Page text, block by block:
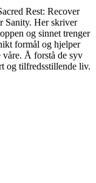
Rest: Recover
Sanity. Her skriver
og sinnet trenger
formål og hjelper
våre. Å forstå de syv
og tilfredsstillende liv.